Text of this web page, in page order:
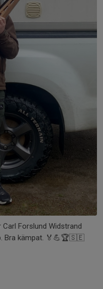
Forslund Widstrand
Bra kämpat. 🏅💪🏆🇸🇪